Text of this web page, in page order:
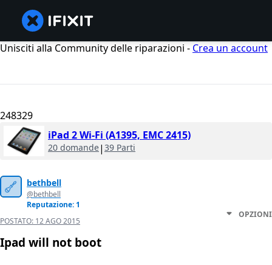
Unisciti alla Community delle riparazioni - Crea un account
248329
iPad 2 Wi-Fi (A1395, EMC 2415)
20 domande| 39 Parti
bethbell
@bethbell
Reputazione: 1
POSTATO: 12 AGO 2015
OPZIONI
Ipad will not boot